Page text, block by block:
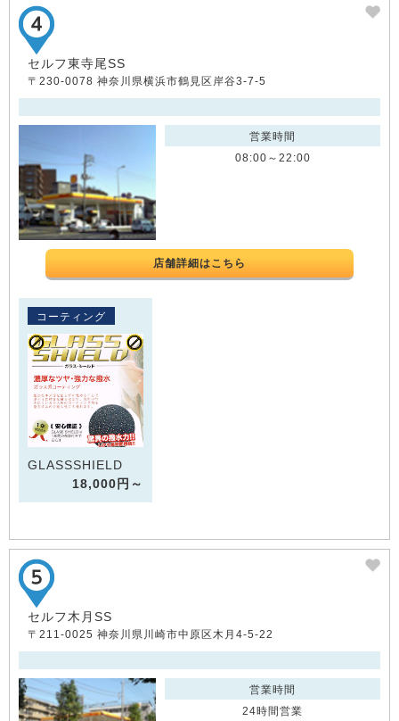
セルフ東寺尾SS
〒230-0078 神奈川県横浜市鶴見区岸谷3-7-5
営業時間
08:00～22:00
店舗詳細はこちら
コーティング
GLASSSHIELD
18,000円～
セルフ木月SS
〒211-0025 神奈川県川崎市中原区木月4-5-22
営業時間
24時間営業